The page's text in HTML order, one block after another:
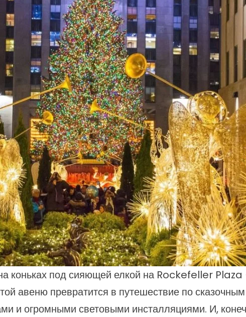
коньках под сияющей елкой на Rockefeller Plaza
авеню превратится в путешествие по
и огромными световыми инсталляциями. И,